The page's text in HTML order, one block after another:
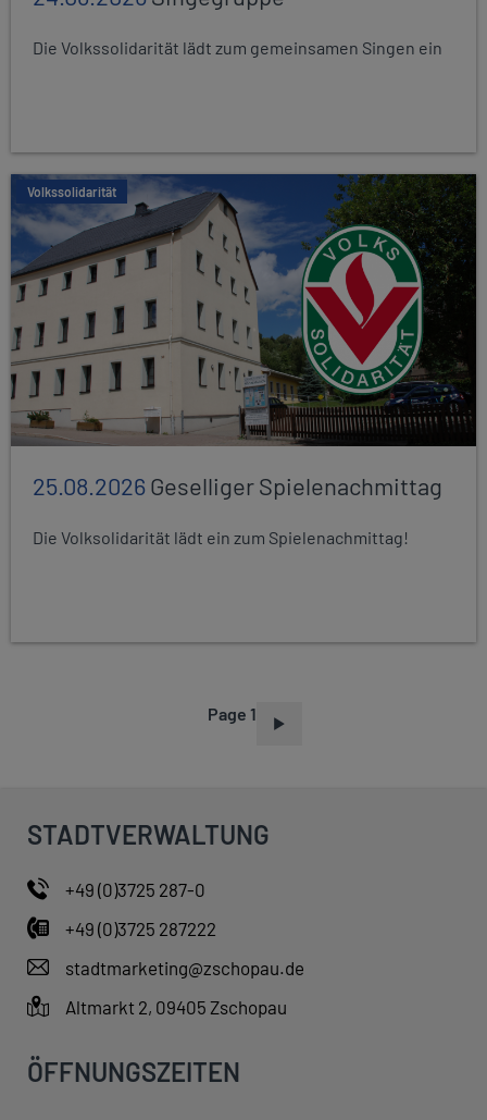
Die Volkssolidarität lädt zum gemeinsamen Singen ein
Volkssolidarität
25.08.2026Geselliger Spielenachmittag
Die Volksolidarität lädt ein zum Spielenachmittag!
Page 1
STADTVERWALTUNG
+49 (0)3725 287-0
+49 (0)3725 287222
stadtmarketing@zschopau.de
Altmarkt 2, 09405 Zschopau
ÖFFNUNGSZEITEN